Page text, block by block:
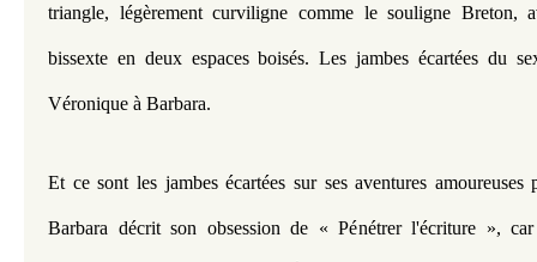
triangle, légèrement curviligne comme le souligne Breton,
bissexte en deux espaces boisés. Les jambes écartées du
Véronique à Barbara.
Et ce sont les jambes écartées sur ses aventures amoureuses
Barbara décrit son obsession de « Pénétrer l'écriture »,